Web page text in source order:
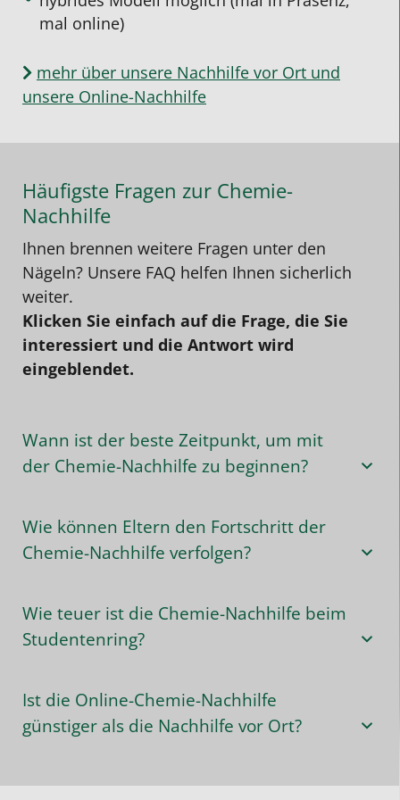
mal online)
mehr über unsere Nachhilfe vor Ort und
unsere Online-Nachhilfe
Häufigste Fragen zur Chemie-
Nachhilfe
Ihnen brennen weitere Fragen unter den
Nägeln? Unsere FAQ helfen Ihnen sicherlich
weiter.
Klicken Sie einfach auf die Frage, die Sie
interessiert und die Antwort wird
eingeblendet.
Wann ist der beste Zeitpunkt, um mit
der Chemie-Nachhilfe zu beginnen?
Wie können Eltern den Fortschritt der
Chemie-Nachhilfe verfolgen?
Wie teuer ist die Chemie-Nachhilfe beim
Studentenring?
Ist die Online-Chemie-Nachhilfe
günstiger als die Nachhilfe vor Ort?